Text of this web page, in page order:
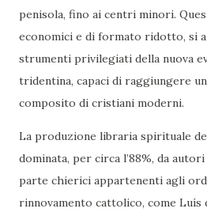
penisola, fino ai centri minori.
economici e di formato ridotto, si
strumenti privilegiati della nuova
tridentina, capaci di raggiungere
composito di cristiani moderni.
La produzione libraria spirituale
dominata, per circa l’88%, da
parte chierici appartenenti agli
rinnovamento cattolico, come Luís